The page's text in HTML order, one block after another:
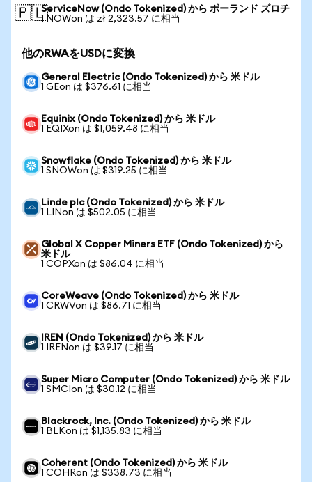
🇵🇱ServiceNow (Ondo Tokenized) から ポーランド ズロチ
1 NOWon は zł 2,323.57 に相当
他のRWAをUSDに変換
General Electric (Ondo Tokenized) から 米ドル
1 GEon は $376.61 に相当
Equinix (Ondo Tokenized) から 米ドル
1 EQIXon は $1,059.48 に相当
Snowflake (Ondo Tokenized) から 米ドル
1 SNOWon は $319.25 に相当
Linde plc (Ondo Tokenized) から 米ドル
1 LINon は $502.05 に相当
Global X Copper Miners ETF (Ondo Tokenized) から
米ドル
1 COPXon は $86.04 に相当
CoreWeave (Ondo Tokenized) から 米ドル
1 CRWVon は $86.71 に相当
IREN (Ondo Tokenized) から 米ドル
1 IRENon は $39.17 に相当
Super Micro Computer (Ondo Tokenized) から 米ドル
1 SMCIon は $30.12 に相当
Blackrock, Inc. (Ondo Tokenized) から 米ドル
1 BLKon は $1,135.83 に相当
Coherent (Ondo Tokenized) から 米ドル
1 COHRon は $338.73 に相当